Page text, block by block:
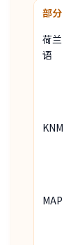
部分
荷兰
语
KNM
MAP